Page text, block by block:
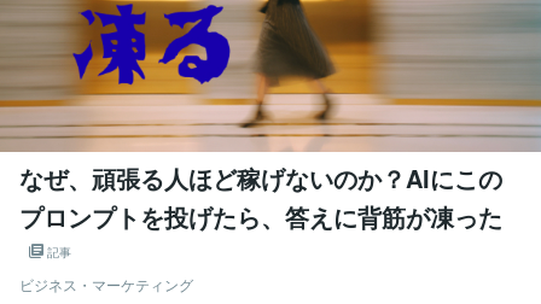
なぜ、頑張る人ほど稼げないのか？AIにこの
プロンプトを投げたら、答えに背筋が凍った
記事
ビジネス・マーケティング